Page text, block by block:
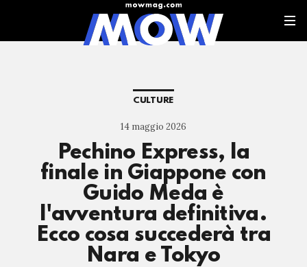
CULTURE
14 maggio 2026
Pechino Express, la
finale in Giappone con
Guido Meda è
l'avventura definitiva.
Ecco cosa succederà tra
Nara e Tokyo